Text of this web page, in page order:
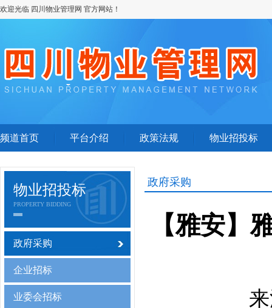
欢迎光临 四川物业管理网 官方网站！
频道首页 平台介绍 政策法规 物业招投标
物业招投标
PROPERTY BIDDING
政府采购
企业招标
业委会招标
政府采购
【雅安】